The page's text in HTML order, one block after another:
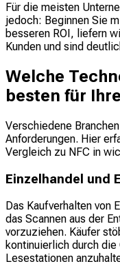
Für die meisten
jedoch: Beginnen Sie
besseren ROI, liefern
Kunden und sind
Welche
besten für
Verschiedene
Anforderungen. Hier
Vergleich zu NFC in
Einzelhandel und
Das Kaufverhalten von
das Scannen aus der
vorzuziehen. Käufer
kontinuierlich durch
Lesestationen